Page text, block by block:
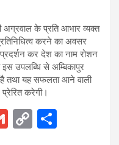
अग्रवाल के प्रति आभार व्यक्त
करने का अवसर
कर देश का नाम रोशन
उपलब्धि से अम्बिकापुर
तथा यह सफलता आने वाली
करेगी।
G
C